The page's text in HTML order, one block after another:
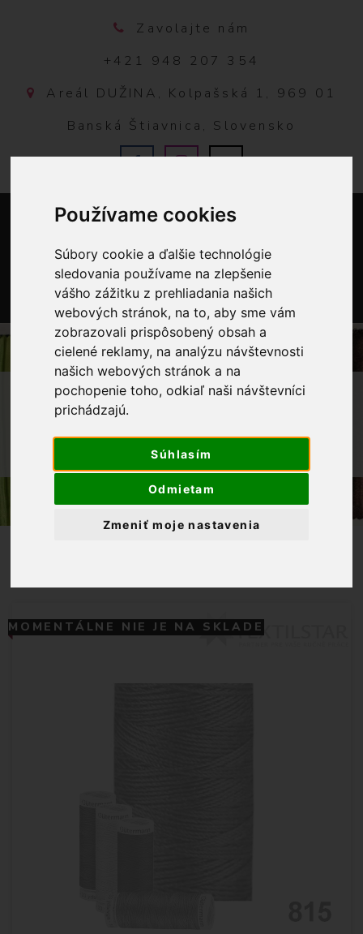
Používame cookies
Súbory cookie a ďalšie technológie
sledovania používame na zlepšenie
vášho zážitku z prehliadania našich
webových stránok, na to, aby sme vám
zobrazovali prispôsobený obsah a
cielené reklamy, na analýzu návštevnosti
našich webových stránok a na
pochopenie toho, odkiaľ naši návštevníci
prichádzajú.
Súhlasím
Odmietam
Zmeniť moje nastavenia
Zavolajte nám
+421 948 207 354
Areál DUŽINA, Kolpašská 1, 969 01
Banská Štiavnica, Slovensko
0
OBCHOD GALANTÉRIA NITE
POLYESTEROVÁ NIŤ GÜTERMANN JEANS
POLYESTEROVÁ NIŤ GUTERMAN JEANS
30M 815 HNEDÁ
MOMENTÁLNE NIE JE NA SKLADE